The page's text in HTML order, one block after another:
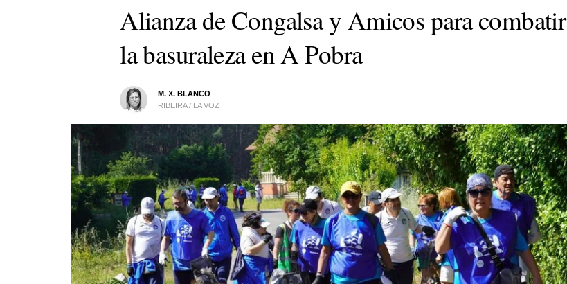
Alianza de Congalsa y Amicos para combatir
la basuraleza en A Pobra
M. X. BLANCO
RIBEIRA / LA VOZ